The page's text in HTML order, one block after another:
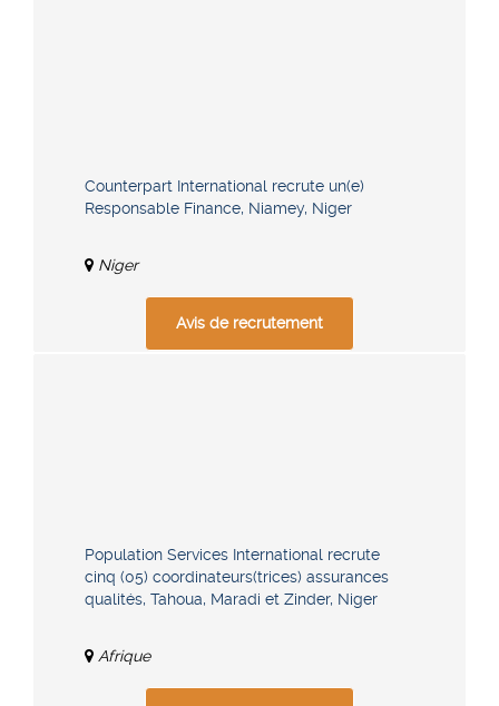
Counterpart International recrute un(e)
Responsable Finance, Niamey, Niger
Niger
Avis de recrutement
Population Services International recrute
cinq (05) coordinateurs(trices) assurances
qualités, Tahoua, Maradi et Zinder, Niger
Afrique